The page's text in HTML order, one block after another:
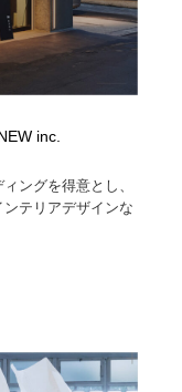
inc.
ングを得意とし、
テリアデザインな